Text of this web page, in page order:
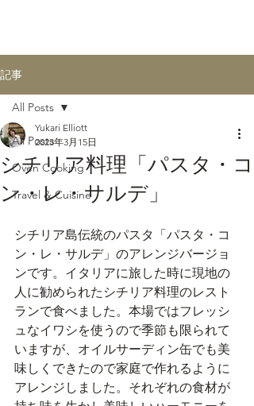
記事
All Posts
Oven Cooking
Travel & Cuisine
All Posts
シチリア料理「パスタ・コ
ン・レ・サルデ」
Yukari Elliott
2023年3月15日
シチリア島伝統のパスタ「パスタ・コ
ン・レ・サルデ」のアレンジバージョ
ンです。イタリアに旅した時に現地の
人に勧められたシチリア料理のレスト
ランで食べました。本場ではフレッシ
ュなイワシを使うので季節も限られて
いますが、オイルサーディン缶でも美
味しくできたので家庭で作れるように
アレンジしました。それぞれの食材が